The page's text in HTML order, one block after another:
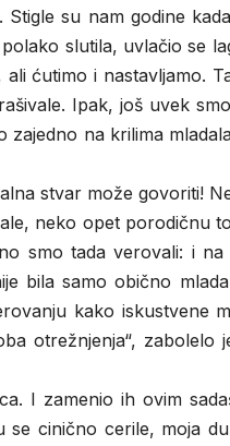
su nam godine
slutila, uvlačio se
ćutimo i nastavljamo.
Ipak, još uvek
zajedno na krilima
stvar može govoriti!
neko opet porodičnu
smo tada verovali: i na
bila samo obično
kako iskustvene
otrežnjenja“, zabolelo
I zamenio ih ovim
se cinično cerile, moja